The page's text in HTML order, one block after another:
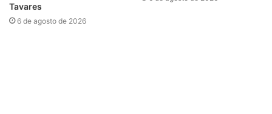
Tavares
6 de agosto de 2026